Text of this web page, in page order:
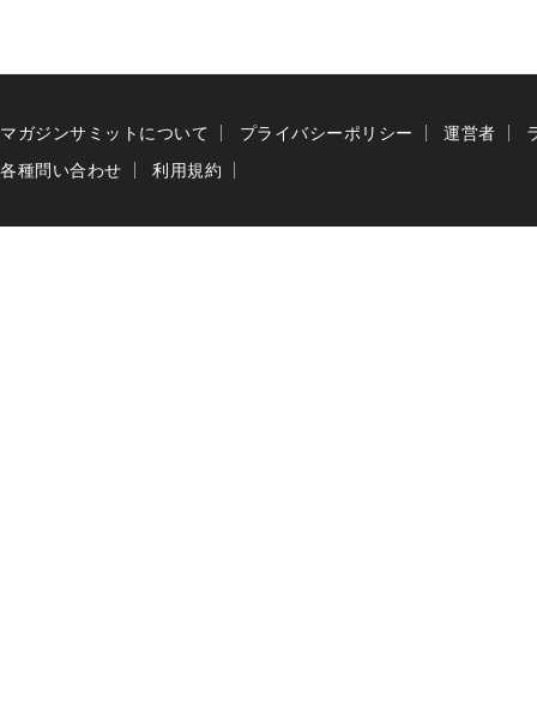
マガジンサミットについて プライバシーポリシー 運営者
各種問い合わせ
利用規約